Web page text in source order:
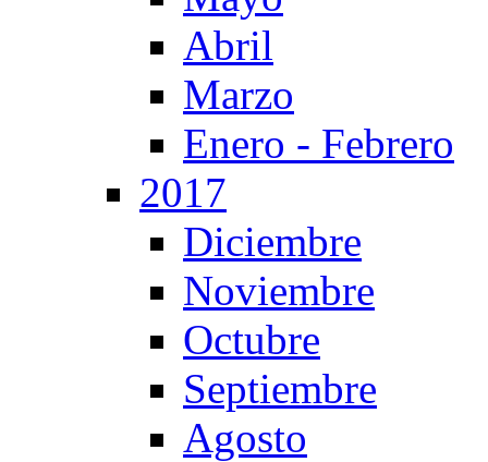
Abril
Marzo
Enero - Febrero
2017
Diciembre
Noviembre
Octubre
Septiembre
Agosto